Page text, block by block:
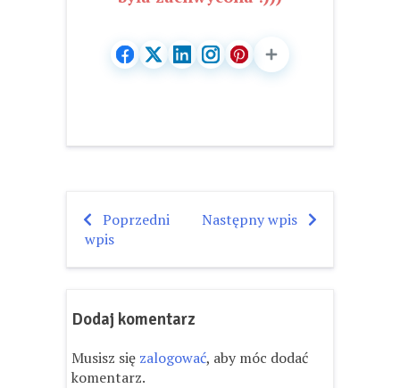
Nawigacja
wpisu
Poprzedni
wpis
Następny wpis
Dodaj komentarz
Musisz się zalogować, aby móc dodać
komentarz.